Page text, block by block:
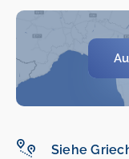
Siehe